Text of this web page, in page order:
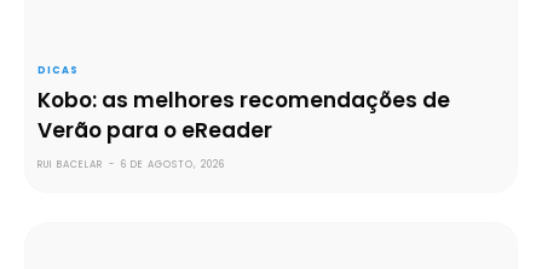
DICAS
Kobo: as melhores recomendações de
Verão para o eReader
RUI BACELAR - 6 DE AGOSTO, 2026